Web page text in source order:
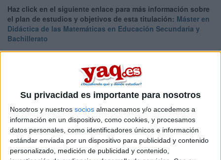
Su privacidad es importante para nosotros
Nosotros y nuestros socios almacenamos y/o accedemos a
información en un dispositivo, como cookies, y procesamos
datos personales, como identificadores únicos e información
estándar enviada por un dispositivo para publicidad y contenido
personalizado, medición de publicidad y contenido,
Haz click en el siguiente enlace para más información sobre
el plan de estudios y objetivos de esta titulación: Máster en
Didáctica de las Matemáticas en Educación Secundaria y
Bachillerato
Tipo:
Online
Precio:
Consultar precio
Duración:
1 años
Créditos ECTS:
60
Idiomas en los que se
imparte:
Castellano